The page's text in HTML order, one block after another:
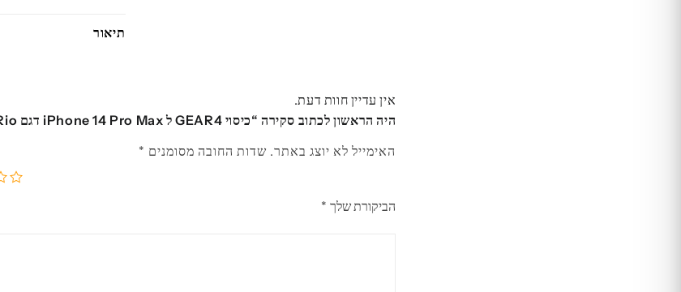
תיאור
אין עדיין חוות דעת.
היה הראשון לכתוב סקירה “כיסוי GEAR4 ל iPhone 14 Pro Max דגם Rio שחור”
האימייל לא יוצג באתר. שדות החובה מסומנים *
הביקורת שלך *